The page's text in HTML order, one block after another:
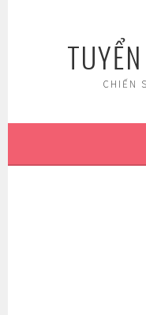
CHIẾN